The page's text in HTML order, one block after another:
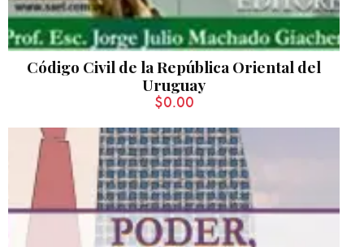
Código Civil de la República Oriental del
Uruguay
$0.00